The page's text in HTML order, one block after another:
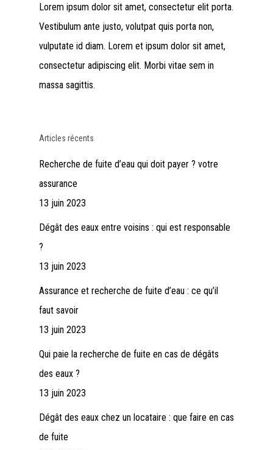
Lorem ipsum dolor sit amet, consectetur elit porta.
Vestibulum ante justo, volutpat quis porta non,
vulputate id diam. Lorem et ipsum dolor sit amet,
consectetur adipiscing elit. Morbi vitae sem in
massa sagittis.
Articles récents
Recherche de fuite d’eau qui doit payer ? votre
assurance
13 juin 2023
Dégât des eaux entre voisins : qui est responsable
?
13 juin 2023
Assurance et recherche de fuite d’eau : ce qu’il
faut savoir
13 juin 2023
Qui paie la recherche de fuite en cas de dégâts
des eaux ?
13 juin 2023
Dégât des eaux chez un locataire : que faire en cas
de fuite